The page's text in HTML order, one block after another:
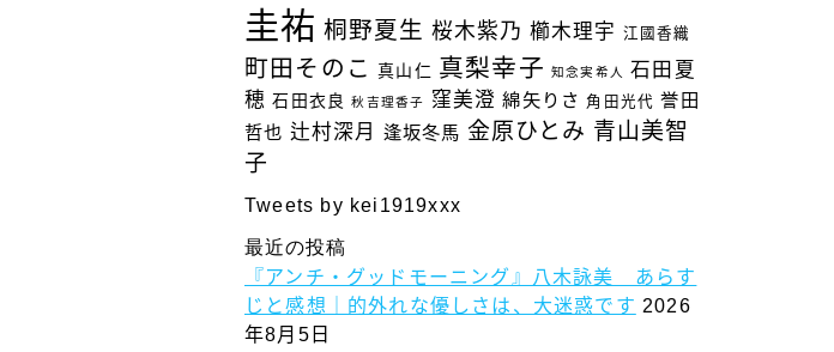
圭祐 桐野夏生 桜木紫乃 櫛木理宇 江國香織
町田そのこ 真山仁 真梨幸子 知念実希人
石田夏
穂 石田衣良 秋吉理香子 窪美澄 綿矢りさ 角田光代 誉田
哲也 辻村深月 逢坂冬馬 金原ひとみ 青山美智
子
Tweets by kei1919xxx
最近の投稿
『アンチ・グッドモーニング』八木詠美 あらす
じと感想｜的外れな優しさは、大迷惑です 2026
年8月5日